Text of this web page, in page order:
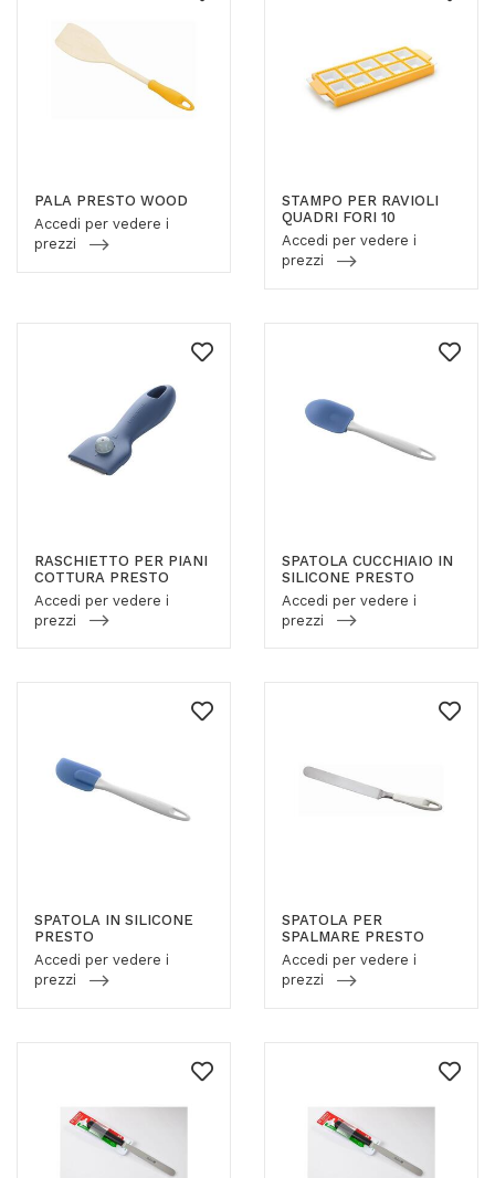
PALA PRESTO WOOD
Accedi per vedere i
prezzi
STAMPO PER RAVIOLI
QUADRI FORI 10
Accedi per vedere i
prezzi
RASCHIETTO PER PIANI
COTTURA PRESTO
Accedi per vedere i
prezzi
SPATOLA CUCCHIAIO IN
SILICONE PRESTO
Accedi per vedere i
prezzi
SPATOLA IN SILICONE
PRESTO
Accedi per vedere i
prezzi
SPATOLA PER
SPALMARE PRESTO
Accedi per vedere i
prezzi